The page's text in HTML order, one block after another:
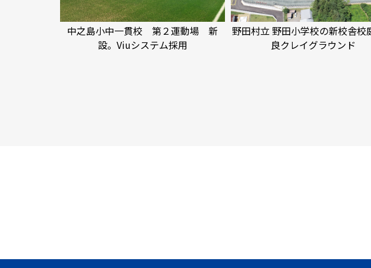
中之島小中一貫校 第２運動場 新
設。Viuシステム採用
野田村立 野田小学校の新校舎校
良クレイグラウンド